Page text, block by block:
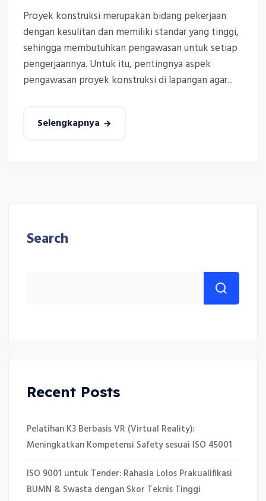
Proyek konstruksi merupakan bidang pekerjaan
dengan kesulitan dan memiliki standar yang tinggi,
sehingga membutuhkan pengawasan untuk setiap
pengerjaannya. Untuk itu, pentingnya aspek
pengawasan proyek konstruksi di lapangan agar...
Selengkapnya
Search
Recent Posts
Pelatihan K3 Berbasis VR (Virtual Reality):
Meningkatkan Kompetensi Safety sesuai ISO 45001
ISO 9001 untuk Tender: Rahasia Lolos Prakualifikasi
BUMN & Swasta dengan Skor Teknis Tinggi